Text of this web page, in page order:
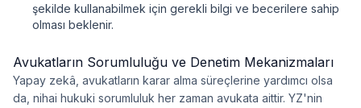
şekilde kullanabilmek için gerekli bilgi ve becerilere sahip
olması beklenir.
Avukatların Sorumluluğu ve Denetim Mekanizmaları
Yapay zekâ, avukatların karar alma süreçlerine yardımcı olsa
da, nihai hukuki sorumluluk her zaman avukata aittir. YZ'nin